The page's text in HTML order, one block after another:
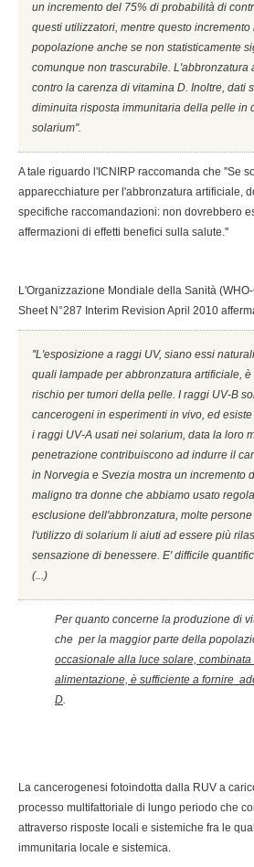
un incremento del 75% di probabilità di
questi utilizzatori, mentre questo
popolazione anche se non statisticamente
comunque non trascurabile. L'abbronzatura
contro la carenza di vitamina D. Inoltre, dati
diminuita risposta immunitaria della pelle in
solarium''.
A tale riguardo l'ICNIRP raccomanda che ''Se
apparecchiature per l'abbronzatura artificiale,
specifiche raccomandazioni: non dovrebbero
affermazioni di effetti benefici sulla salute.''
L'Organizzazione Mondiale della Sanità
Sheet N°287 Interim Revision April 2010
''L'esposizione a raggi UV, siano essi
quali lampade per abbronzatura artificiale,
rischio per tumori della pelle. I raggi UV-B
cancerogeni in esperimenti in vivo, ed
i raggi UV-A usati nei solarium, data la loro
penetrazione contribuiscono ad indurre il
in Norvegia e Svezia mostra un incremento
maligno tra donne che abbiamo usato
esclusione dell'abbronzatura, molte
l'utilizzo di solarium li aiuti ad essere più
sensazione di benessere. E' difficile
(...)
Per quanto concerne la produzione di
che per la maggior parte della
occasionale alla luce solare,
alimentazione, è sufficiente a fornire
D.
La cancerogenesi fotoindotta dalla RUV a
processo multifattoriale di lungo periodo che
attraverso risposte locali e sistemiche fra le
immunitaria locale e sistemica.